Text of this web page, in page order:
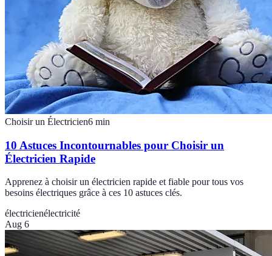
Choisir un Électricien6 min
10 Astuces Incontournables pour Choisir un
Électricien Rapide
Apprenez à choisir un électricien rapide et fiable pour tous vos
besoins électriques grâce à ces 10 astuces clés.
électricienélectricité
Aug 6